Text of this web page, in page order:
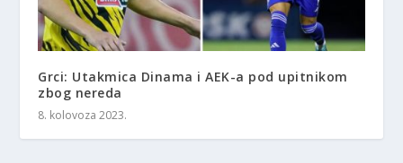
Grci: Utakmica Dinama i AEK-a pod upitnikom
zbog nereda
8. kolovoza 2023.